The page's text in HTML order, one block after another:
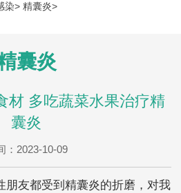
染> 精囊炎>
囊炎
材 多吃蔬菜水果治疗精
囊炎
：2023-10-09
朋友都受到精囊炎的折磨，对我